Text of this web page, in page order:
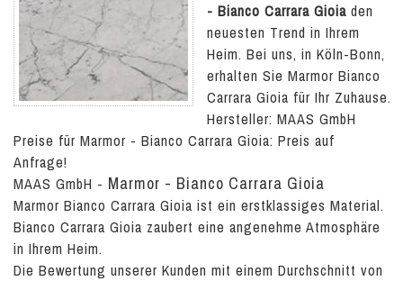
- Bianco Carrara Gioia den
neuesten Trend in Ihrem
Heim. Bei uns, in Köln-Bonn,
erhalten Sie Marmor Bianco
Carrara Gioia für Ihr Zuhause.
Hersteller: MAAS GmbH
Preise für Marmor - Bianco Carrara Gioia: Preis auf
Anfrage!
MAAS GmbH - Marmor - Bianco Carrara Gioia
Marmor Bianco Carrara Gioia ist ein erstklassiges Material.
Bianco Carrara Gioia zaubert eine angenehme Atmosphäre
in Ihrem Heim.
Die Bewertung unserer Kunden mit einem Durchschnitt von